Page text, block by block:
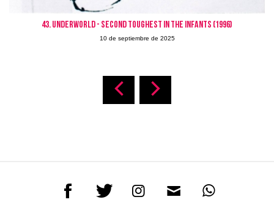
43. UNDERWORLD - SECOND TOUGHEST IN THE INFANTS (1996)
10 de septiembre de 2025